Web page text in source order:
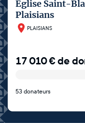
Eglise Saint-
Plaisians
PLAISIANS
17 010€de
53 donateurs